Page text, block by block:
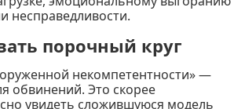
несправедливости.
порочный круг
некомпетентности» —
обвинений. Это скорее
увидеть сложившуюся модель